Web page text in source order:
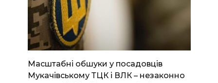
Масштабні обшуки у посадовців
Мукачівському ТЦК і ВЛК – незаконно